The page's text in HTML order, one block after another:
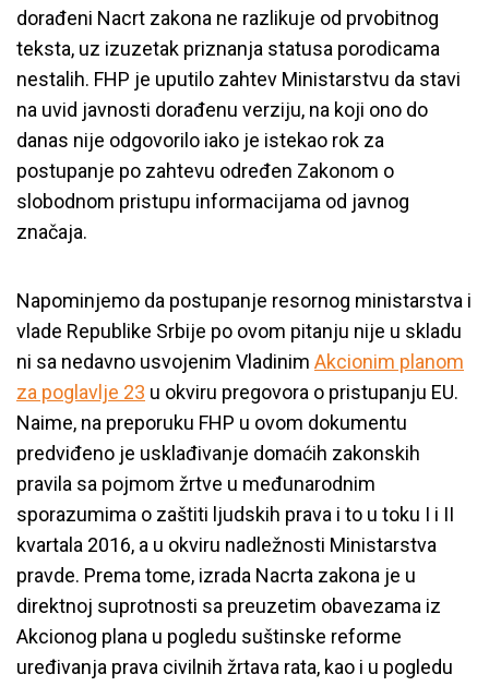
dorađeni Nacrt zakona ne razlikuje od prvobitnog
teksta, uz izuzetak priznanja statusa porodicama
nestalih. FHP je uputilo zahtev Ministarstvu da stavi
na uvid javnosti dorađenu verziju, na koji ono do
danas nije odgovorilo iako je istekao rok za
postupanje po zahtevu određen Zakonom o
slobodnom pristupu informacijama od javnog
značaja.
Napominjemo da postupanje resornog ministarstva i
vlade Republike Srbije po ovom pitanju nije u skladu
ni sa nedavno usvojenim Vladinim Akcionim planom
za poglavlje 23 u okviru pregovora o pristupanju EU.
Naime, na preporuku FHP u ovom dokumentu
predviđeno je usklađivanje domaćih zakonskih
pravila sa pojmom žrtve u međunarodnim
sporazumima o zaštiti ljudskih prava i to u toku I i II
kvartala 2016, a u okviru nadležnosti Ministarstva
pravde. Prema tome, izrada Nacrta zakona je u
direktnoj suprotnosti sa preuzetim obavezama iz
Akcionog plana u pogledu suštinske reforme
uređivanja prava civilnih žrtava rata, kao i u pogledu